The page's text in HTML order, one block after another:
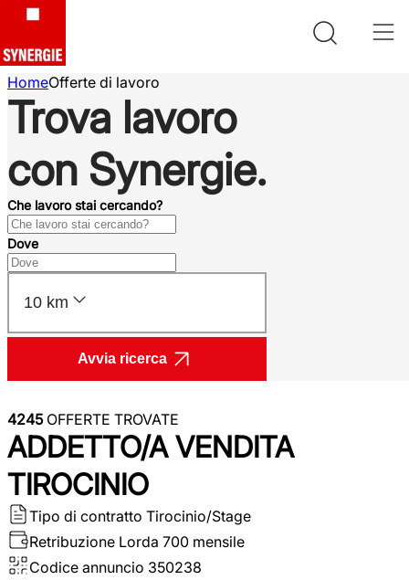
HomeOfferte di lavoro
Trova lavoro
con Synergie.
Che lavoro stai cercando?
Dove
10 km
Avvia ricerca
4245OFFERTE TROVATE
ADDETTO/A VENDITA
TIROCINIO
Tipo di contratto Tirocinio/Stage
Retribuzione Lorda 700 mensile
Codice annuncio 350238